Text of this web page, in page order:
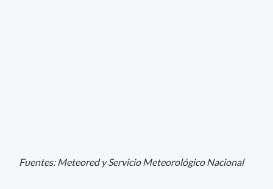
Fuentes: Meteored y Servicio Meteorológico Nacional